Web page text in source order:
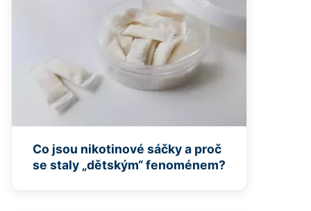
Co jsou nikotinové sáčky a proč
se staly „dětským“ fenoménem?